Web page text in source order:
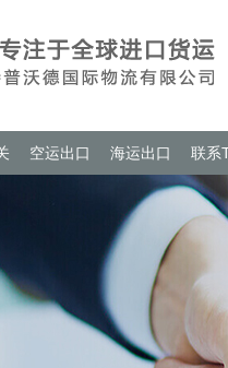
空运出口 海运出口 联系